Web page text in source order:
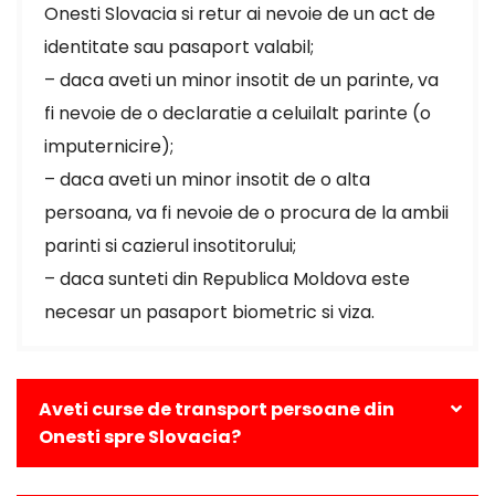
Onesti Slovacia si retur ai nevoie de un act de
identitate sau pasaport valabil;
– daca aveti un minor insotit de un parinte, va
fi nevoie de o declaratie a celuilalt parinte (o
imputernicire);
– daca aveti un minor insotit de o alta
persoana, va fi nevoie de o procura de la ambii
parinti si cazierul insotitorului;
– daca sunteti din Republica Moldova este
necesar un pasaport biometric si viza.
Aveti curse de transport persoane din
Onesti spre Slovacia?